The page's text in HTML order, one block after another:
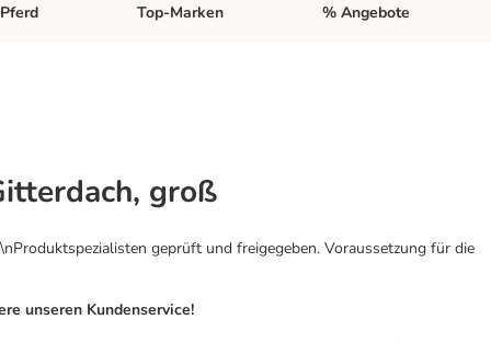
Fisch Menü öffnen: Vogel
Pferd Kategorie-Menü öffnen: Pferd
Top-Marken Kategorie-Menü öffnen:
% Angebote
groß
geprüft und freigegeben. Voraussetzung für die
unseren Kundenservice!